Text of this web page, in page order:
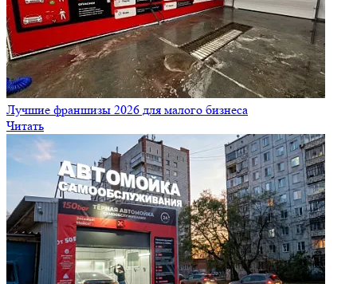
Лучшие франшизы 2026 для малого бизнеса
Читать